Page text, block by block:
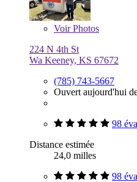
VoirPhotos
224 N 4th St
Wa Keeney, KS 67672
(785) 743-5667
Ouvert aujourd'hui
98
Distance estimée
24,0 milles
98